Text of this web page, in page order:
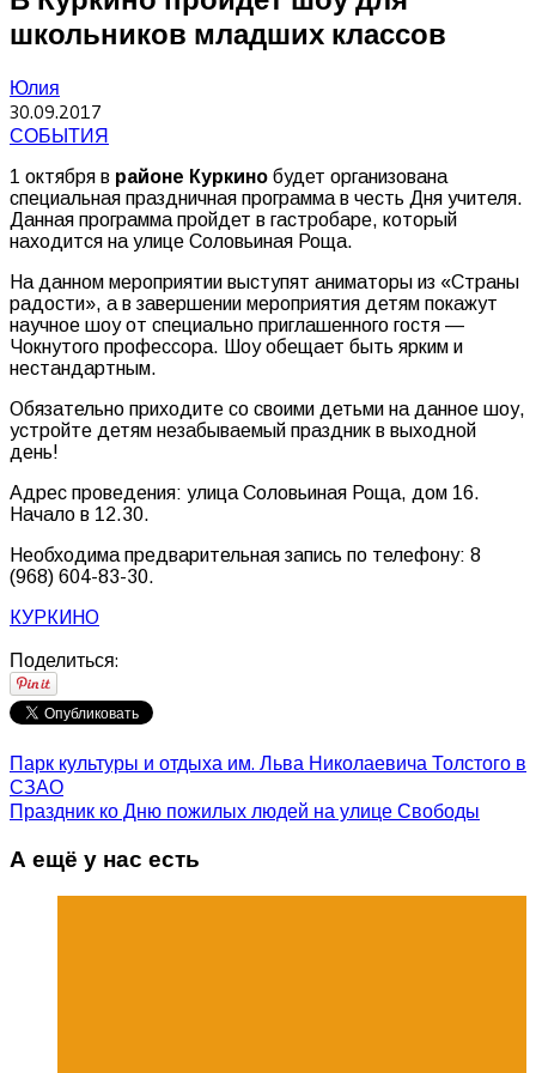
школьников младших классов
Юлия
30.09.2017
СОБЫТИЯ
1 октября в районе Куркино будет организована
специальная праздничная программа в честь Дня учителя.
Данная программа пройдет в гастробаре, который
находится на улице Соловьиная Роща.
На данном мероприятии выступят аниматоры из «Страны
радости», а в завершении мероприятия детям покажут
научное шоу от специально приглашенного гостя —
Чокнутого профессора. Шоу обещает быть ярким и
нестандартным.
Обязательно приходите со своими детьми на данное шоу,
устройте детям незабываемый праздник в выходной
день!
Адрес проведения: улица Соловьиная Роща, дом 16.
Начало в 12.30.
Необходима предварительная запись по телефону: 8
(968) 604-83-30.
КУРКИНО
Поделиться:
Парк культуры и отдыха им. Льва Николаевича Толстого в
СЗАО
Праздник ко Дню пожилых людей на улице Свободы
А ещё у нас есть